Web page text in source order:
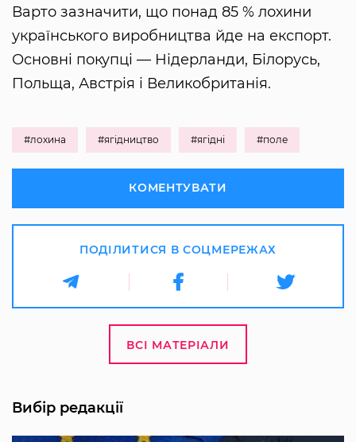
Варто зазначити, що понад 85 % лохини
українського виробництва йде на експорт.
Основні покупці — Нідерланди, Білорусь,
Польща, Австрія і Великобританія.
#лохина #ягідництво #ягідні #поле
КОМЕНТУВАТИ
ПОДІЛИТИСЯ В СОЦМЕРЕЖАХ
ВСІ МАТЕРІАЛИ
Вибір редакції